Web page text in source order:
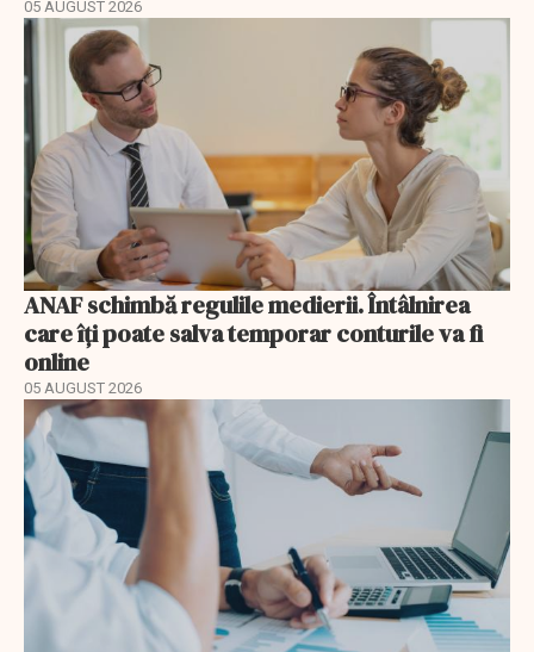
05 AUGUST 2026
ANAF schimbă regulile medierii. Întâlnirea
care îți poate salva temporar conturile va fi
online
05 AUGUST 2026